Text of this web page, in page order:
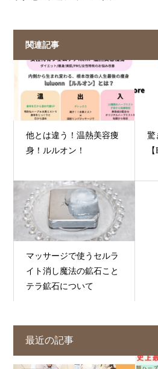
関連記事
他とは違う！温熱美容痩
身！ルルオン！
驚
マッサージで使うセルラ
イト消し魔法の鉱石こと
テラ鉱石について
最近の記事